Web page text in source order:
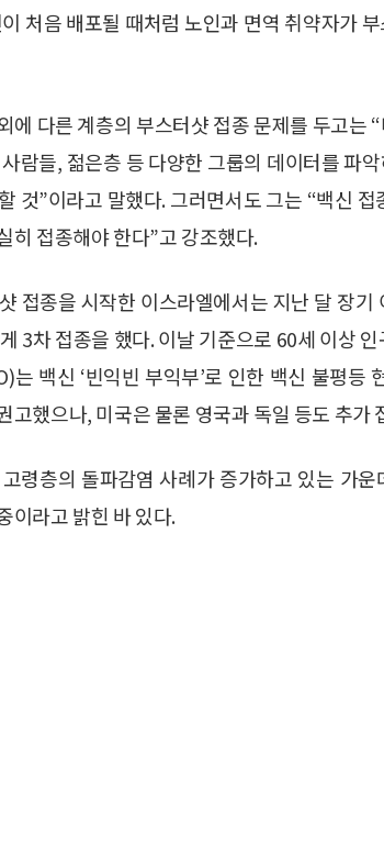
처음 배포될 때처럼 노인과 면역 취약자가
에 다른 계층의 부스터샷 접종 문제를 두고는
람들, 젊은층 등 다양한 그룹의 데이터를 파
것”이라고 말했다. 그러면서도 그는 “백신
히 접종해야 한다”고 강조했다.
접종을 시작한 이스라엘에서는 지난 달 장
3차 접종을 했다. 이날 기준으로 60세 이상
는 백신 ‘빈익빈 부익부’로 인한 백신 불평등
고했으나, 미국은 물론 영국과 독일 등도 추가
령층의 돌파감염 사례가 증가하고 있는 가
이라고 밝힌 바 있다.